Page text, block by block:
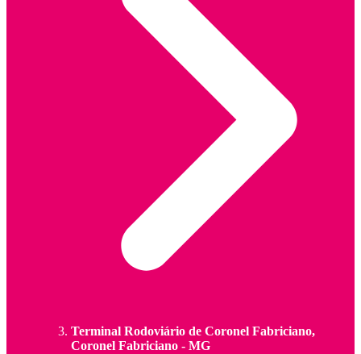
Terminal Rodoviário de Coronel Fabriciano,
Coronel Fabriciano - MG